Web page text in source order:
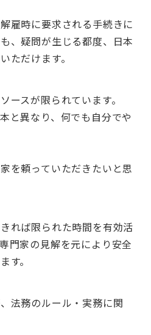
雇時に要求される手続きに
、疑問が生じる都度、日本
ただけます。
ースが限られています。
と異なり、何でも自分でや
を頼っていただきたいと思
れば限られた時間を有効活
専門家の見解を元により安全
す。
法務のルール・実務に関